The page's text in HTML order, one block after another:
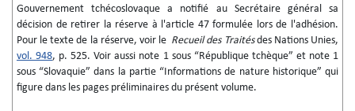
Gouvernement tchécoslovaque a notifié au Secrétaire général sa
décision de retirer la réserve à l'article 47 formulée lors de l'adhésion.
Pour le texte de la réserve, voir le Recueil des Traitésdes Nations Unies,
vol. 948, p. 525. Voir aussi note 1 sous “République tchèque” et note 1
sous “Slovaquie” dans la partie “Informations de nature historique” qui
figure dans les pages préliminaires du présent volume.